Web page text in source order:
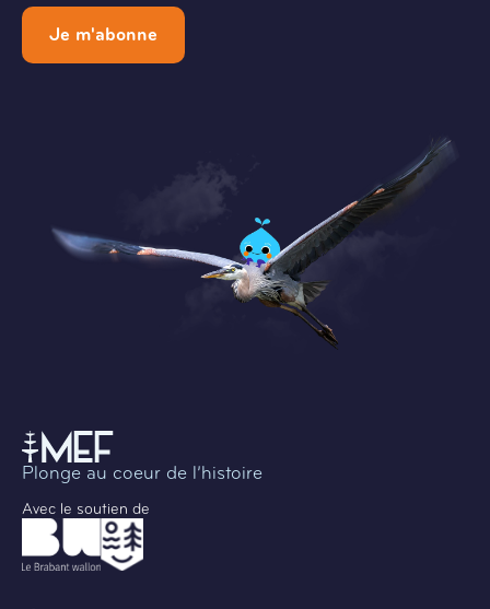
Je m'abonne
Plonge au coeur de l’histoire
Avec le soutien de